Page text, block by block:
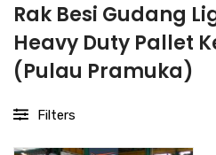
Rak Besi Gudang
Heavy Duty Pallet
(Pulau Pramuka)
Filters